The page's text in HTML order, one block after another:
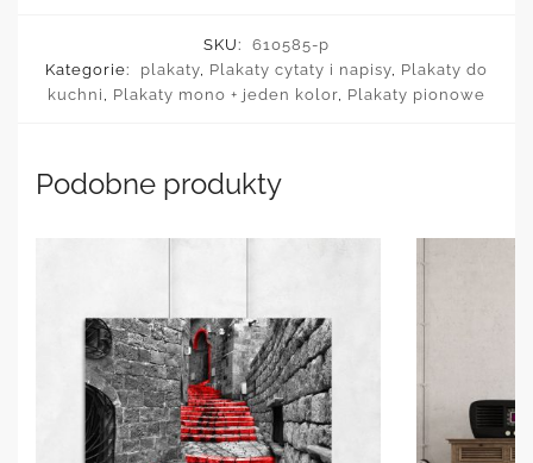
SKU:
610585-p
Kategorie:
plakaty Plakaty cytaty i napisy Plakaty do
kuchni
Plakaty mono + jeden kolor Plakaty pionowe
Podobne produkty